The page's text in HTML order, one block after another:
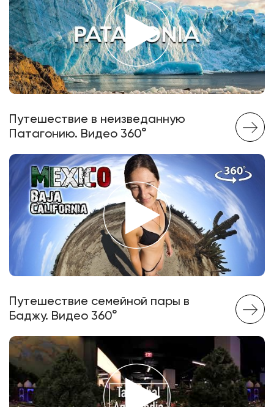
Путешествие в неизведанную
Патагонию. Видео 360°
Путешествие семейной пары в
Баджу. Видео 360°